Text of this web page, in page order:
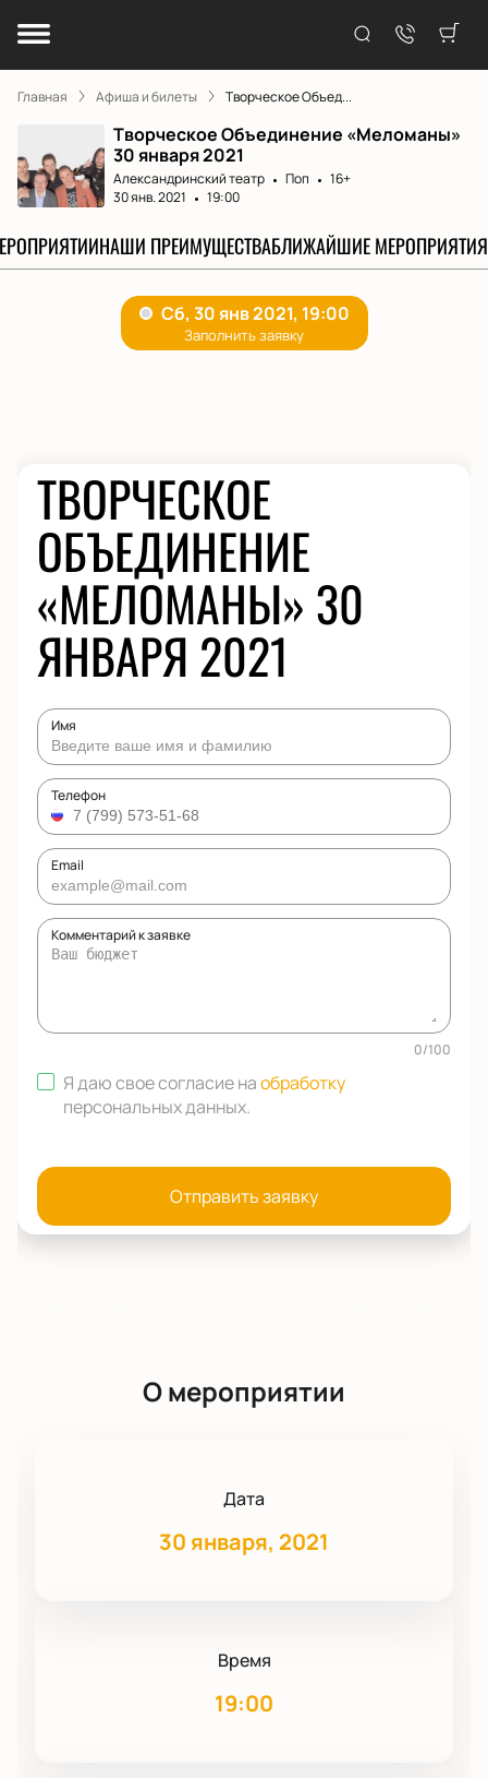
Главная Афиша и билеты Творческое Объед...
Творческое Объединение «Меломаны»
30 января 2021
Александринский театр Поп
16+
30 янв. 2021
19:00
НАШИ ПРЕИМУЩЕСТВАБЛИЖАЙШИЕ МЕРОПРИЯТИЯ
ТВОРЧЕСКОЕ
ОБЪЕДИНЕНИЕ
«МЕЛОМАНЫ» 30
ЯНВАРЯ 2021
Имя
Телефон
Email
Комментарий к заявке
0/100
Я даю свое согласие наобработку
персональных данных.
Отправить заявку
О мероприятии
Дата
30 января, 2021
Время
19:00